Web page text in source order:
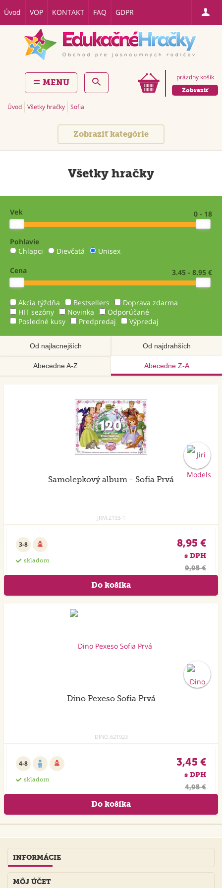
Úvod VOP KONTAKT FAQ GDPR
prázdny košík
Zobraziť
MENU
Úvod Všetky hračky Sofia
Zobraziť kategórie
Všetky hračky
Vek 0 - 18
Pohlavie
Chlapci
Dievčatá Unisex
Cena 3.45 - 8.95 €
Akcia týždňa Bestsellers
Doprava zdarma
HIT sezóny
Novinka
Odporúčané
Posledné kusy
Predpredaj Výpredaj
Od najlacnejších Od najdrahších
Abecedne A-Z Abecedne Z-A
Samolepkový album - Sofia Prvá
JRM.2193-1
3-8
skladom
8,95 €
s DPH
9,95 €
Dino Pexeso Sofia Prvá
DINO.621923
4-8
skladom
3,45 €
s DPH
4,95 €
INFORMÁCIE
MÔJ ÚČET